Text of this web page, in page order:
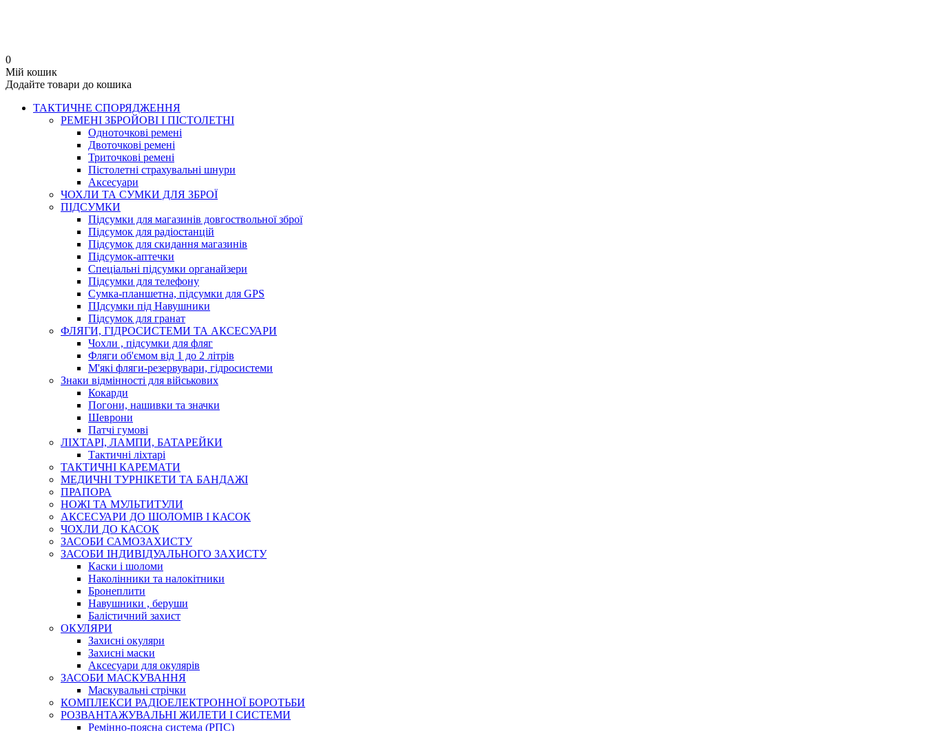
0
Мій кошик
Додайте товари до кошика
ТАКТИЧНЕ СПОРЯДЖЕННЯ
РЕМЕНІ ЗБРОЙОВІ І ПІСТОЛЕТНІ
Одноточкові ремені
Двоточкові ремені
Триточкові ремені
Пістолетні страхувальні шнури
Аксесуари
ЧОХЛИ ТА СУМКИ ДЛЯ ЗБРОЇ
ПІДСУМКИ
Підсумки для магазинів довгоствольної зброї
Підсумок для радіостанцій
Підсумок для скидання магазинів
Підсумок-аптечки
Спеціальні підсумки органайзери
Підсумки для телефону
Сумка-планшетна, підсумки для GPS
ПІдсумки під Навушники
Підсумок для гранат
ФЛЯГИ, ГІДРОСИСТЕМИ ТА АКСЕСУАРИ
Чохли , підсумки для фляг
Фляги об'ємом від 1 до 2 літрів
М'які фляги-резервувари, гідросистеми
Знаки відмінності для військових
Кокарди
Погони, нашивки та значки
Шеврони
Патчі гумові
ЛІХТАРІ, ЛАМПИ, БАТАРЕЙКИ
Тактичні ліхтарі
ТАКТИЧНІ КАРЕМАТИ
МЕДИЧНІ ТУРНІКЕТИ ТА БАНДАЖІ
ПРАПОРА
НОЖІ ТА МУЛЬТИТУЛИ
АКСЕСУАРИ ДО ШОЛОМІВ І КАСОК
ЧОХЛИ ДО КАСОК
ЗАСОБИ САМОЗАХИСТУ
ЗАСОБИ ІНДИВІДУАЛЬНОГО ЗАХИСТУ
Каски і шоломи
Наколінники та налокітники
Бронеплити
Навушники , беруши
Балістичний захист
ОКУЛЯРИ
Захисні окуляри
Захисні маски
Аксесуари для окулярів
ЗАСОБИ МАСКУВАННЯ
Маскувальні стрічки
КОМПЛЕКСИ РАДІОЕЛЕКТРОННОЇ БОРОТЬБИ
РОЗВАНТАЖУВАЛЬНІ ЖИЛЕТИ І СИСТЕМИ
Ремінно-поясна система (РПС)